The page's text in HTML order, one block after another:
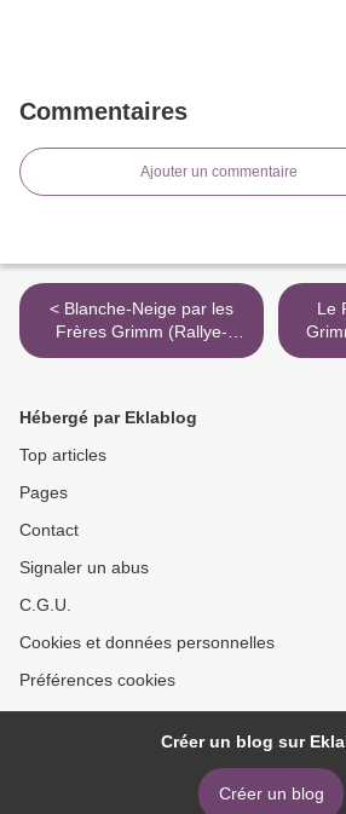
Commentaires
Ajouter un commentaire
< Blanche-Neige par les
Frères Grimm (Rallye-
lecture)
Le
Hébergé par Eklablog
Top articles
Pages
Contact
Signaler un abus
C.G.U.
Cookies et données personnelles
Préférences cookies
Créer un blog sur
Créer un blog